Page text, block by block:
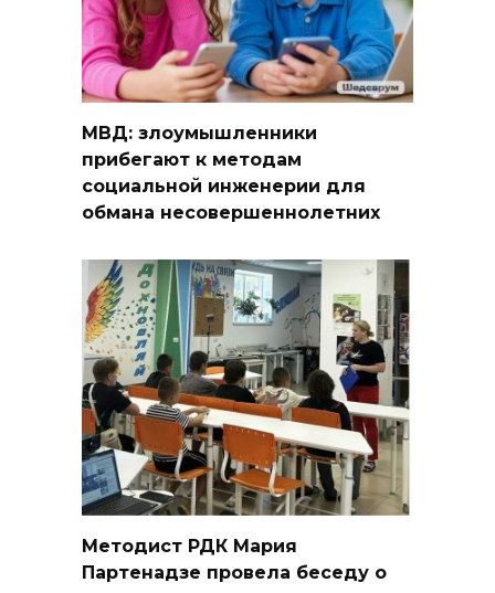
МВД: злоумышленники
прибегают к методам
социальной инженерии для
обмана несовершеннолетних
Методист РДК Мария
Партенадзе провела беседу о